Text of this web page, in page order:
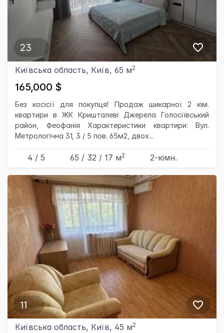
23
Київська область, Київ, 65 м2
165,000 $
Без косісії для покупця! Продаж шикарної 2 кім.
квартири в ЖК Кришталеві Джерела Голосіївський
район, Феофанія Характеристики квартири: Вул.
Метрологічна 31, 3 / 5 пов. 65м2, двох...
4 / 5 65 / 32 / 17 м2 2-кімн.
11
Київська область, Київ, 45 м2